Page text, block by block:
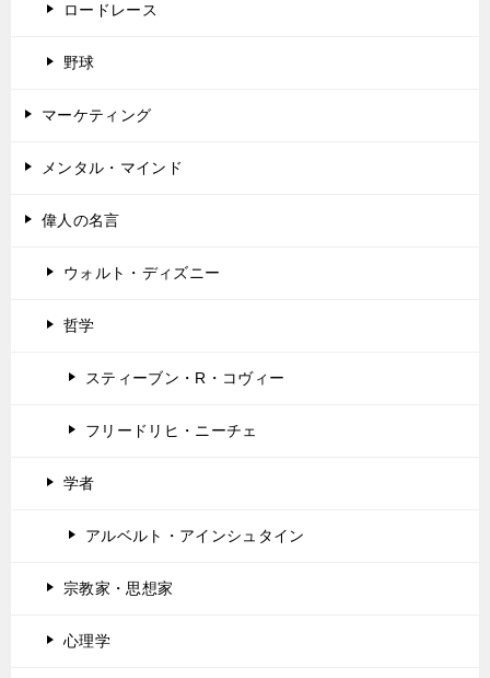
ロードレース
野球
マーケティング
メンタル・マインド
偉人の名言
ウォルト・ディズニー
哲学
スティーブン・R・コヴィー
フリードリヒ・ニーチェ
学者
アルベルト・アインシュタイン
宗教家・思想家
心理学